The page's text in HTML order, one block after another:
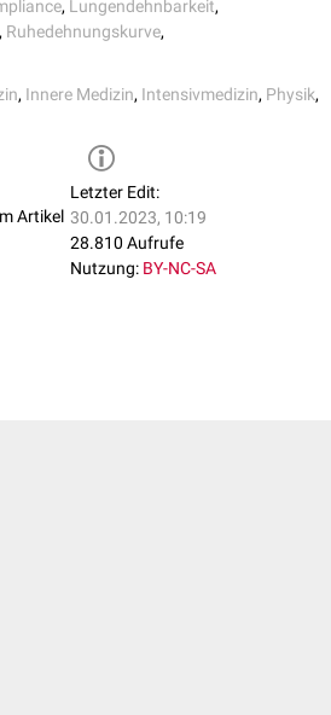
, Lungendehnbarkeit,
, Ruhedehnungskurve,
, Innere Medizin, Intensivmedizin, Physik,
Artikel
Letzter Edit:
30.01.2023, 10:19
28.810 Aufrufe
Nutzung: BY-NC-SA